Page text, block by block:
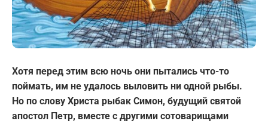
Хотя перед этим всю ночь они пытались что-то
поймать, им не удалось выловить ни одной рыбы.
Но по слову Христа рыбак Симон, будущий святой
апостол Петр, вместе с другими сотоварищами